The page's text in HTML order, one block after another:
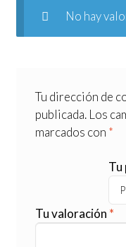
No hay
Tu dirección de
publicada. Los
marcados con *
Tu
Tu valoración *